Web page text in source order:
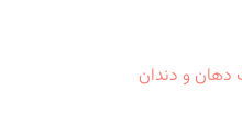
و دندان